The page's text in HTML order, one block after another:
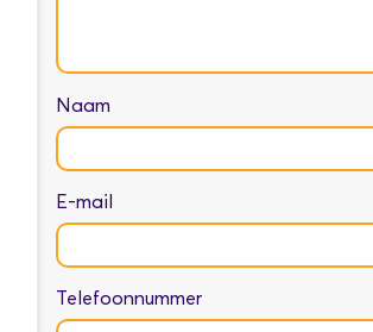
Naam
E-mail
Telefoonnummer